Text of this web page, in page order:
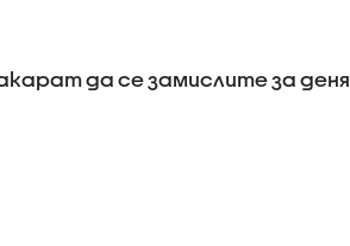
да се замислите за деня